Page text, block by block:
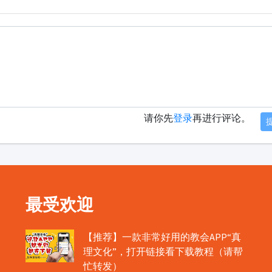
请你先登录再进行评论。
最受欢迎
【推荐】一款非常好用的教会APP“真
理文化”，打开链接看下载教程（请帮
忙转发）